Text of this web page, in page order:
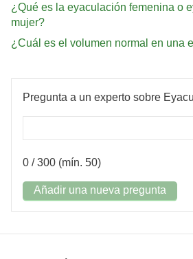
¿Qué es la eyaculación femenina o
mujer?
¿Cuál es el volumen normal en una
Pregunta a un experto sobre
0 / 300 (mín. 50)
Añadir una nueva pregunta